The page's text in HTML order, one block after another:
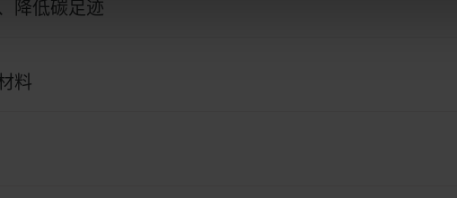
降低碳足迹
料